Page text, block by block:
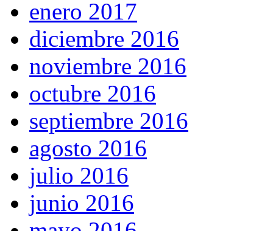
enero 2017
diciembre 2016
noviembre 2016
octubre 2016
septiembre 2016
agosto 2016
julio 2016
junio 2016